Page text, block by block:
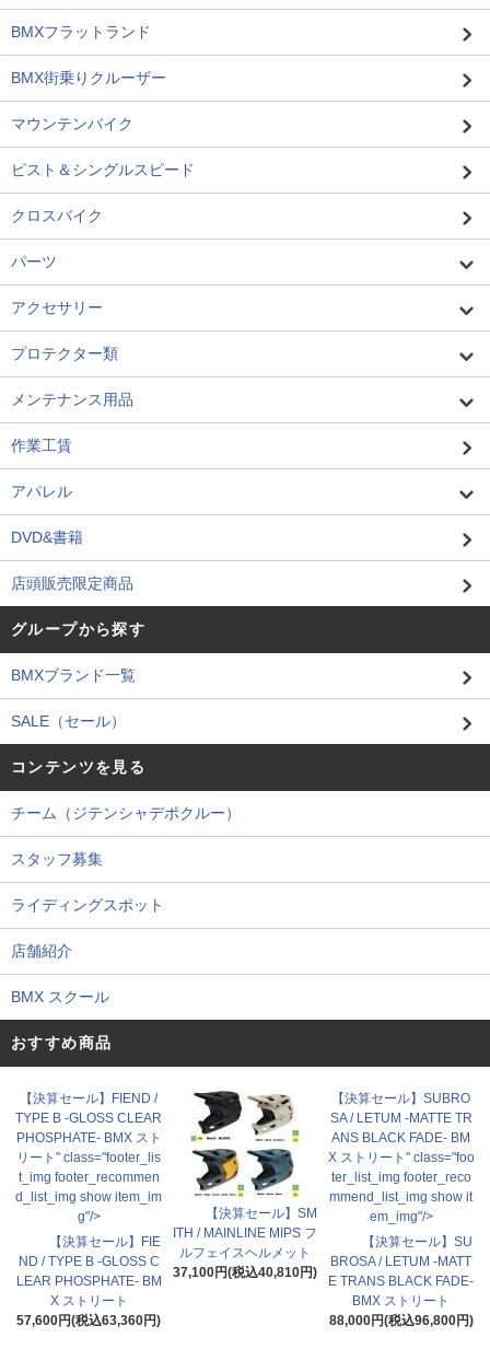
BMXフラットランド
BMX街乗りクルーザー
マウンテンバイク
ピスト＆シングルスピード
クロスバイク
パーツ
アクセサリー
プロテクター類
メンテナンス用品
作業工賃
アパレル
DVD&書籍
店頭販売限定商品
グループから探す
BMXブランド一覧
SALE（セール）
コンテンツを見る
チーム（ジテンシャデポクルー）
スタッフ募集
ライディングスポット
店舗紹介
BMX スクール
おすすめ商品
【決算セール】FIEND /
TYPE B -GLOSS CLEAR
PHOSPHATE- BMX スト
リート" class="footer_lis
t_img footer_recommen
d_list_img show item_im
g"/>
【決算セール】FIE
ND / TYPE B -GLOSS C
LEAR PHOSPHATE- BM
X ストリート
57,600円(税込63,360円)
【決算セール】SM
ITH / MAINLINE MIPS フ
ルフェイスヘルメット
37,100円(税込40,810円)
【決算セール】SUBRO
SA / LETUM -MATTE TR
ANS BLACK FADE- BM
X ストリート" class="foo
ter_list_img footer_reco
mmend_list_img show it
em_img"/>
【決算セール】SU
BROSA / LETUM -MATT
E TRANS BLACK FADE-
BMX ストリート
88,000円(税込96,800円)